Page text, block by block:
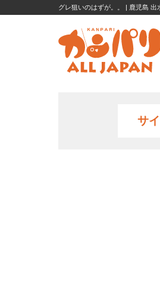
グレ狙いのはずが。。 | 鹿児島
サ